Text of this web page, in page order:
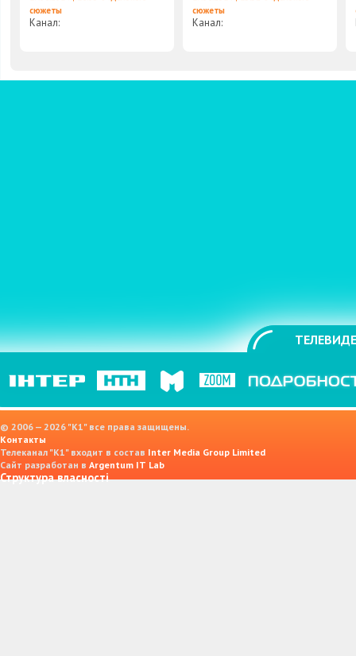
сюжеты
Канал:
сюжеты
Канал:
© 2006 — 2026 "K1" все права защищены.
Контакты
Телеканал "К1" входит в состав Inter Media Group Limited
Сайт разработан в Argentum IT Lab
Структура власності